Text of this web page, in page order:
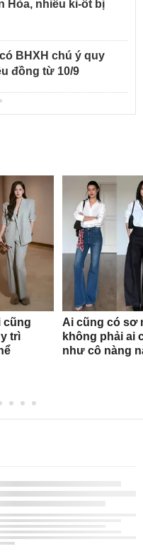
Hòa, nhiều ki-ốt bị
BHXH chú ý quy
đồng từ 10/9
cũng
trì
Ai cũng có sơ
không phải ai
như cô nàng